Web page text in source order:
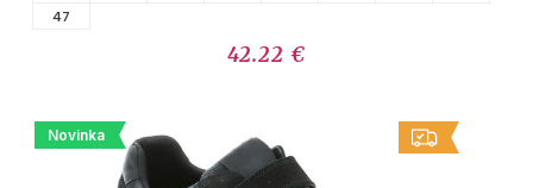
47
42.22 €
Novinka